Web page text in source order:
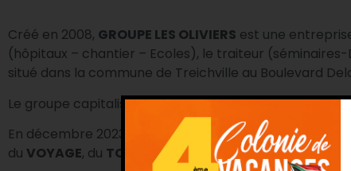
Créé en 2008, GROUPE LES OLIVIERS est une
(hôpitaux – chantier – Ecoles), le traiteur
situé dans la commune de Treichville au Boulevard
Le groupe capitalise 16 années de présence dans les
En décembre 2023, voulant diversifier ses activités,
du VOYAGE, du TOURISME et de l’ÉVÈNEMENTIEL